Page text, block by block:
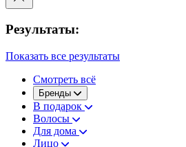
Результаты:
Показать все результаты
Смотреть всё
Бренды
В подарок
Волосы
Для дома
Лицо